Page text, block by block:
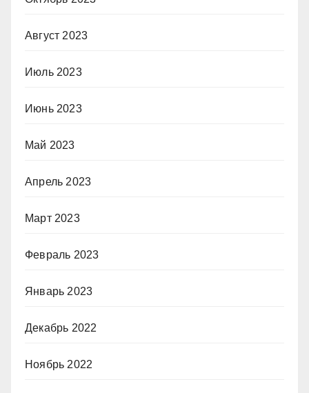
Август 2023
Июль 2023
Июнь 2023
Май 2023
Апрель 2023
Март 2023
Февраль 2023
Январь 2023
Декабрь 2022
Ноябрь 2022